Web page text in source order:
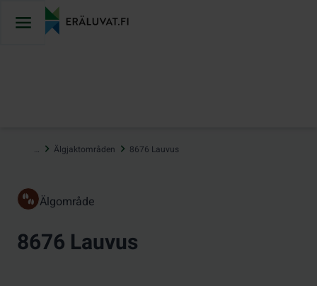
… Älgjaktområden 8676 Lauvus
Älgområde
8676 Lauvus